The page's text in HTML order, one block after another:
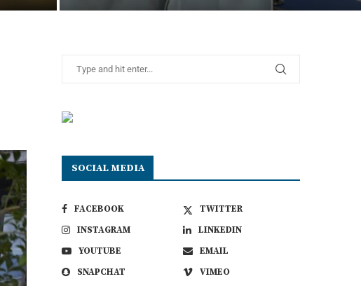
SOCIAL MEDIA
FACEBOOK
TWITTER
INSTAGRAM
LINKEDIN
YOUTUBE
EMAIL
SNAPCHAT
VIMEO